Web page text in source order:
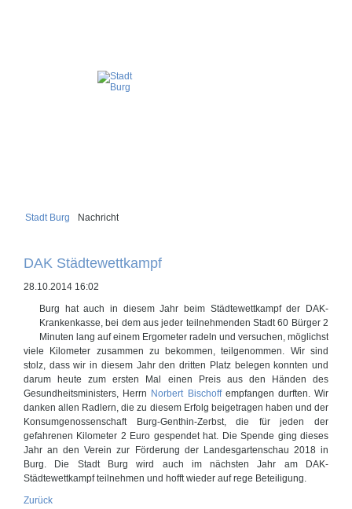
Stadt Burg Nachricht
DAK Städtewettkampf
28.10.2014 16:02
Burg hat auch in diesem Jahr beim Städtewettkampf der DAK-
Krankenkasse, bei dem aus jeder teilnehmenden Stadt 60 Bürger 2
Minuten lang auf einem Ergometer radeln und versuchen, möglichst
viele Kilometer zusammen zu bekommen, teilgenommen. Wir sind
stolz, dass wir in diesem Jahr den dritten Platz belegen konnten und
darum heute zum ersten Mal einen Preis aus den Händen des
Gesundheitsministers, Herrn Norbert Bischoffempfangen durften. Wir
danken allen Radlern, die zu diesem Erfolg beigetragen haben und der
Konsumgenossenschaft Burg-Genthin-Zerbst, die für jeden der
gefahrenen Kilometer 2 Euro gespendet hat. Die Spende ging dieses
Jahr an den Verein zur Förderung der Landesgartenschau 2018 in
Burg. Die Stadt Burg wird auch im nächsten Jahr am DAK-
Städtewettkampf teilnehmen und hofft wieder auf rege Beteiligung.
Zurück